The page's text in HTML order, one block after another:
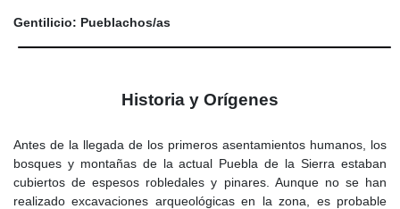
Gentilicio: Pueblachos/as
Historia y Orígenes
Antes de la llegada de los primeros asentamientos humanos, los
bosques y montañas de la actual Puebla de la Sierra estaban
cubiertos de espesos robledales y pinares. Aunque no se han
realizado excavaciones arqueológicas en la zona, es probable